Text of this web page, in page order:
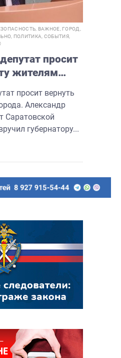
ВАЖНОЕ ГОРОД
ПОЛИТИКА СОБЫТИЯ,
просит
жителям
просит вернуть
Александр
Саратовской
губернатору...